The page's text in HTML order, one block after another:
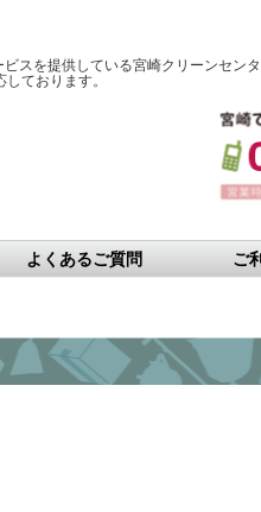
スを提供している宮崎クリーンセンタ
ております。
よくあるご質問 ご